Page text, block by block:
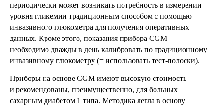
периодически может возникать потребность в измерении
уровня гликемии традиционным способом с помощью
инвазивного глюкометра для получения оперативных
данных. Кроме этого, показания прибора CGM
необходимо дважды в день калибровать по традиционному
инвазивному глюкометру (= использовать тест-полоски).
Приборы на основе CGM имеют высокую стоимость
и рекомендованы, преимущественно, для больных
сахарным диабетом 1 типа. Методика легла в основу